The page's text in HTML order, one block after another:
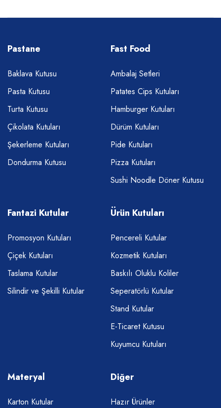
Pastane
Baklava Kutusu
Pasta Kutusu
Turta Kutusu
Çikolata Kutuları
Şekerleme Kutuları
Dondurma Kutusu
Fast Food
Ambalaj Setleri
Patates Cips Kutuları
Hamburger Kutuları
Dürüm Kutuları
Pide Kutuları
Pizza Kutuları
Sushi Noodle Döner Kutusu
Fantazi Kutular
Promosyon Kutuları
Çiçek Kutuları
Taslama Kutular
Silindir ve Şekilli Kutular
Ürün Kutuları
Pencereli Kutular
Kozmetik Kutuları
Baskılı Oluklu Koliler
Seperatörlü Kutular
Stand Kutular
E-Ticaret Kutusu
Kuyumcu Kutuları
Materyal
Karton Kutular
Diğer
Hazır Ürünler